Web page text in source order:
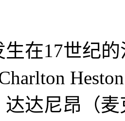
17世纪的
达达尼昂（